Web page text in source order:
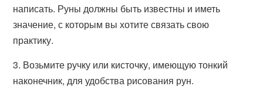
написать. Руны должны быть известны и иметь
значение, с которым вы хотите связать свою
практику.
3. Возьмите ручку или кисточку, имеющую тонкий
наконечник, для удобства рисования рун.